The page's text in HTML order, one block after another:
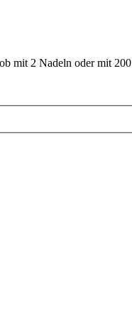
mit 2 Nadeln oder mit 200